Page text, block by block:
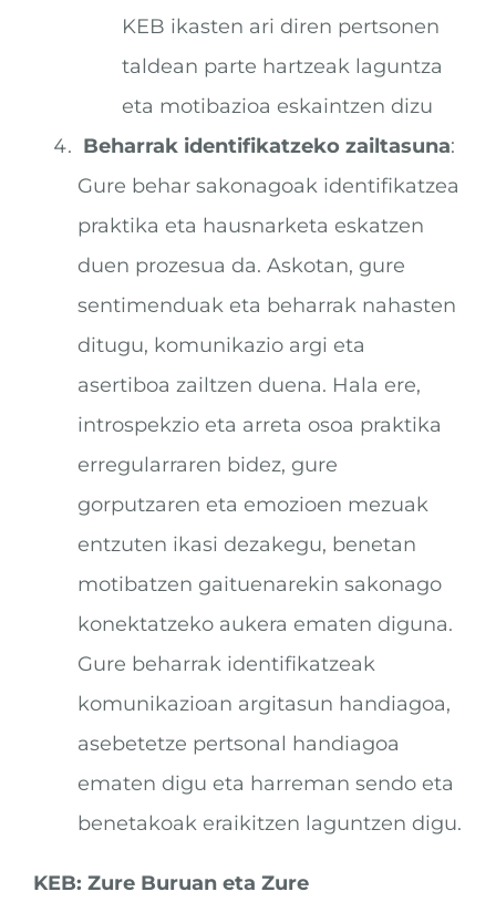
KEB ikasten ari diren pertsonen
taldean parte hartzeak laguntza
eta motibazioa eskaintzen dizu
Beharrak identifikatzeko zailtasuna:
Gure behar sakonagoak identifikatzea
praktika eta hausnarketa eskatzen
duen prozesua da. Askotan, gure
sentimenduak eta beharrak nahasten
ditugu, komunikazio argi eta
asertiboa zailtzen duena. Hala ere,
introspekzio eta arreta osoa praktika
erregularraren bidez, gure
gorputzaren eta emozioen mezuak
entzuten ikasi dezakegu, benetan
motibatzen gaituenarekin sakonago
konektatzeko aukera ematen diguna.
Gure beharrak identifikatzeak
komunikazioan argitasun handiagoa,
asebetetze pertsonal handiagoa
ematen digu eta harreman sendo eta
benetakoak eraikitzen laguntzen digu.
KEB: Zure Buruan eta Zure